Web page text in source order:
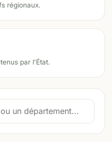
régionaux.
par l’État.